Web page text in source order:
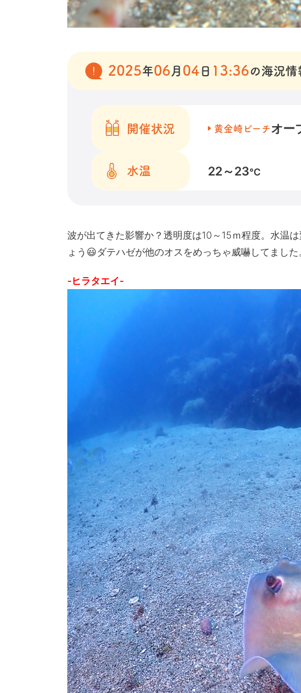
2025年06 月 04 日 13:36の海況情
開催状況 黄金崎ビーチオー
水温 22～23℃
波が出てきた影響か？透明度は10～15ｍ程度。水温
ょう😃ダテハゼが他のオスをめっちゃ威嚇してまし
-ヒラタエイ-